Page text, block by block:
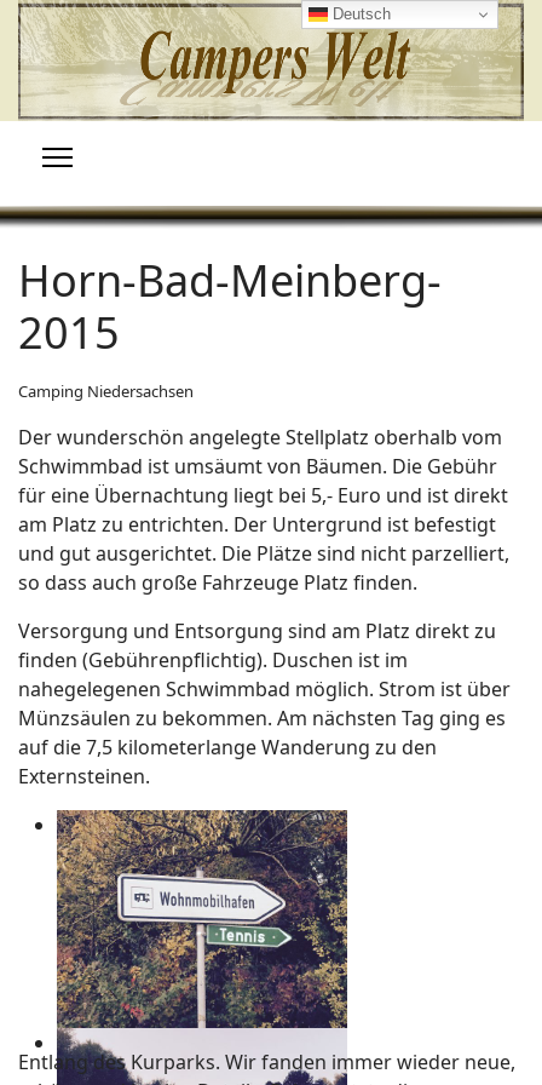
Deutsch
Horn-Bad-Meinberg-
2015
Camping Niedersachsen
Der wunderschön angelegte Stellplatz oberhalb vom
Schwimmbad ist umsäumt von Bäumen. Die Gebühr
für eine Übernachtung liegt bei 5,- Euro und ist direkt
am Platz zu entrichten. Der Untergrund ist befestigt
und gut ausgerichtet. Die Plätze sind nicht parzelliert,
so dass auch große Fahrzeuge Platz finden.
Versorgung und Entsorgung sind am Platz direkt zu
finden (Gebührenpflichtig). Duschen ist im
nahegelegenen Schwimmbad möglich. Strom ist über
Münzsäulen zu bekommen. Am nächsten Tag ging es
auf die 7,5 kilometerlange Wanderung zu den
Externsteinen.
Entlang des Kurparks. Wir fanden immer wieder neue,